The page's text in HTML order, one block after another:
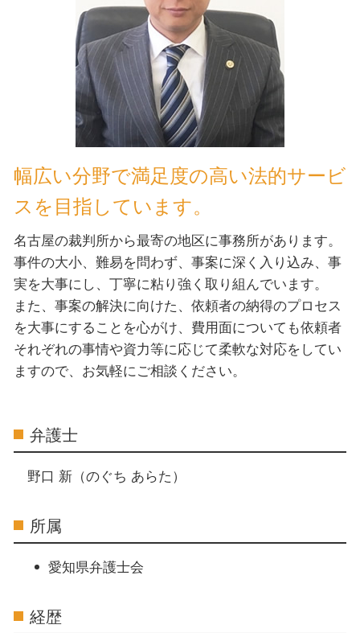
幅広い分野で満足度の高い法的サービ
スを目指しています。
名古屋の裁判所から最寄の地区に事務所があります。
事件の大小、難易を問わず、事案に深く入り込み、事
実を大事にし、丁寧に粘り強く取り組んでいます。
また、事案の解決に向けた、依頼者の納得のプロセス
を大事にすることを心がけ、費用面についても依頼者
それぞれの事情や資力等に応じて柔軟な対応をしてい
ますので、お気軽にご相談ください。
弁護士
野口 新（のぐち あらた）
所属
愛知県弁護士会
経歴